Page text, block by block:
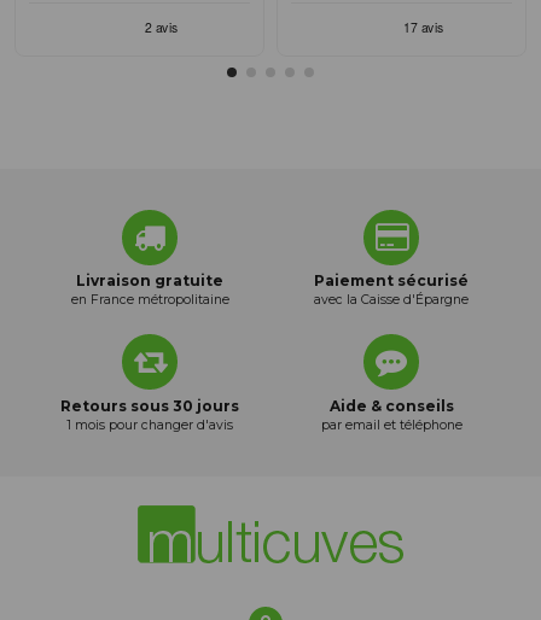
Livraison gratuite
en France métropolitaine
Paiement sécurisé
avec la Caisse d'Épargne
Retours sous 30 jours
1 mois pour changer d'avis
Aide & conseils
par email et téléphone